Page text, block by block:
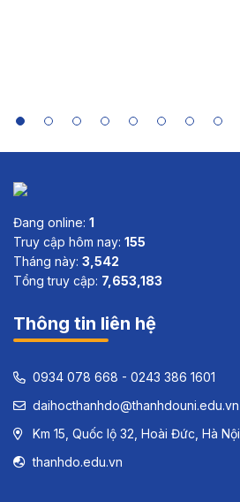
Nam
Đang online: 1
Truy cập hôm nay: 155
Tháng này: 3,542
Tổng truy cập: 7,653,183
Thông tin liên hệ
0934 078 668 - 0243 386 1601
daihocthanhdo@thanhdouni.edu.vn
Km 15, Quốc lộ 32, Hoài Đức, Hà Nội
thanhdo.edu.vn